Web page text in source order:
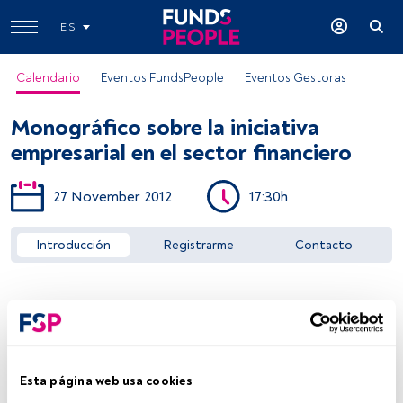
Esta página web usa cookies
ES
Calendario Eventos FundsPeople Eventos Gestoras
Monográfico sobre la iniciativa
empresarial en el sector financiero
27 November 2012 17:30h
Introducción Registrarme Contacto